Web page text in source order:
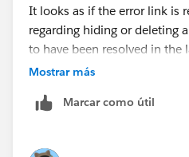
It looks as if the error link is
regarding hiding or deleting
to have been resolved in the
Mostrar más
Marcar como útil